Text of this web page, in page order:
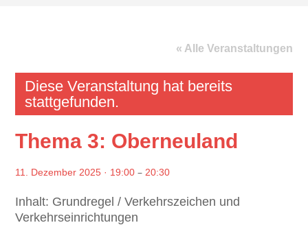
« Alle Veranstaltungen
Diese Veranstaltung hat bereits
stattgefunden.
Thema 3: Oberneuland
11. Dezember 2025 · 19:00 – 20:30
Inhalt: Grundregel / Verkehrszeichen und
Verkehrseinrichtungen